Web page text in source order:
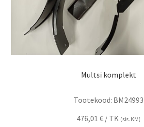
Multsi komplekt
Tootekood: BM24993
476,01 € / TK (sis. KM)